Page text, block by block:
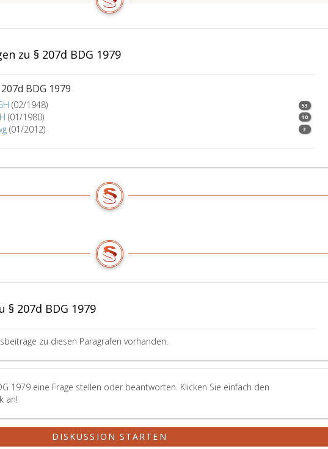
zu § 207d BDG 1979
BDG 1979
(02/1948) 53
(01/1980) 10
(01/2012) 3
§ 207d BDG 1979
zu diesen Paragrafen vorhanden.
1979 eine Frage stellen oder beantworten. Klicken Sie einfach den
an!
DISKUSSION STARTEN